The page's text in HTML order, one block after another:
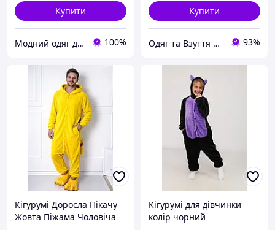
Купити
Модний одяг для мене і крихітки 100%
Купити
Одяг та Взуття для життя! 93%
Кігурумі Доросла Пікачу
Жовта Піжама Чоловіча
Кігурумі для дівчинки
колір чорний